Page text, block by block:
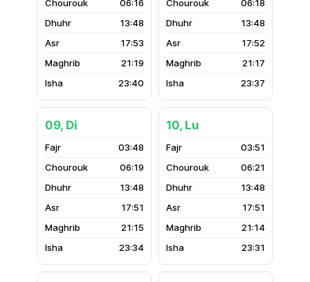
06:16
13:48
17:53
21:19
23:40
06:18
13:48
17:52
21:17
23:37
09, Di
03:48
06:19
13:48
17:51
21:15
23:34
10, Lu
03:51
06:21
13:48
17:51
21:14
23:31